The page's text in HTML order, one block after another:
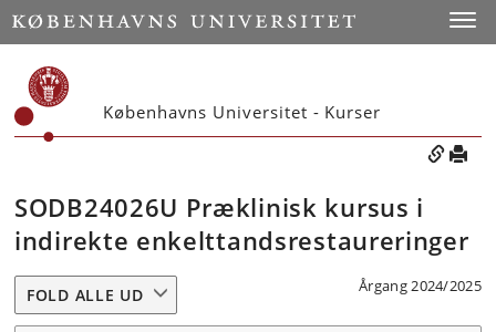
Københavns Universitet - Kurser
SODB24026U Præklinisk kursus i
indirekte enkelttandsrestaureringer
Årgang 2024/2025
FOLD ALLE UD